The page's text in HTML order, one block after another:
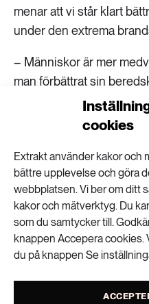
cookies
Extrakt använder kakor och
bättre upplevelse och göra
webbplatsen. Vi ber om ditt
kakor och mätverktyg. Du
som du samtycker till.
knappen Accepera cookies.
du på knappen Se
menar att vi står klart
under den extrema
– Människor är mer
man förbättrat sin
att kunna upptäcka och
Skandinaviska
upptag och
De fennoskandiska
skogsområdena i
från SkandinavienLÄS